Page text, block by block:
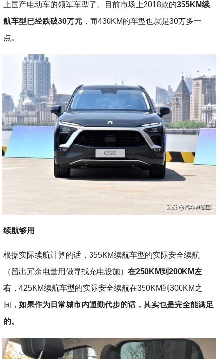
上国产电动车的领军车型了。目前市场上2018款的355KM续
航车型已经跌破30万元 ，而430KM的车型也就是30万多一
点。
续航够用
根据实际续航计算的话，355KM续航车型的实际安全续航
（留出冗余电量用做寻找充电设施）在250KM到200KM左
右 ，425KM续航车型的实际安全续航在350KM到300KM之
间，如果作为日常城市内通勤代步的话，其实也是完全能满足
的。